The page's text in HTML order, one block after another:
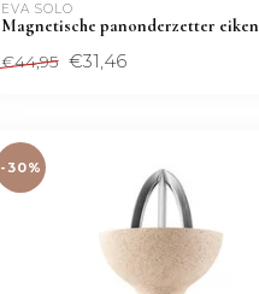
EVA SOLO
Magnetische panonderzetter eiken
€44,95 €31,46
-30%